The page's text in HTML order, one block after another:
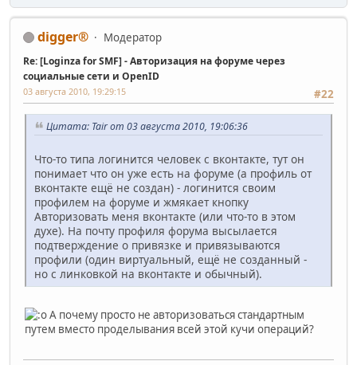
digger® Модератор
Re: [Loginza for SMF] - Авторизация на форуме через
социальные сети и OpenID
#22
03 августа 2010, 19:29:15
Цитата: Tair от 03 августа 2010, 19:06:36
Что-то типа логинится человек с вконтакте, тут он
понимает что он уже есть на форуме (а профиль от
вконтакте ещё не создан) - логинится своим
профилем на форуме и жмякает кнопку
Авторизовать меня вконтакте (или что-то в этом
духе). На почту профиля форума высылается
подтверждение о привязке и привязываются
профили (один виртуальный, ещё не созданный -
но с линковкой на вконтакте и обычный).
А почему просто не авторизоваться стандартным
путем вместо проделывания всей этой кучи операций?